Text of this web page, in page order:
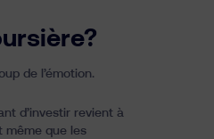
de l’émotion.
d’investir revient à
même que les